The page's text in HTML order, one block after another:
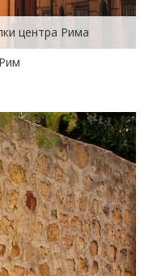
центра Рима